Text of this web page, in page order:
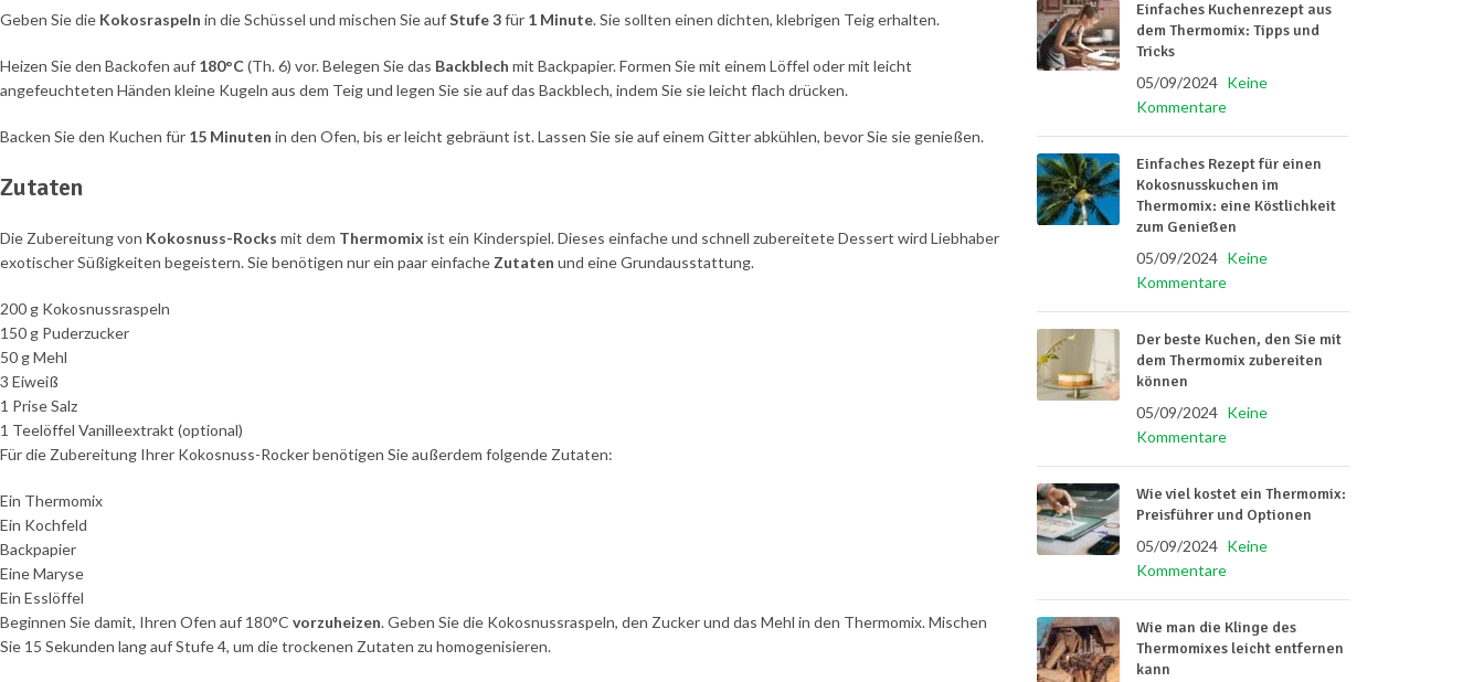
Geben Sie die Kokosraspeln in die Schüssel und mischen Sie aufStufe 3für 1 Minute. Sie sollten einen dichten, klebrigen Teig erhalten.
Heizen Sie den Backofen auf 180°C(Th. 6) vor. Belegen Sie das Backblech mit Backpapier. Formen Sie mit einem Löffel oder mit leicht
angefeuchteten Händen kleine Kugeln aus dem Teig und legen Sie sie auf das Backblech, indem Sie sie leicht flach drücken.
Backen Sie den Kuchen für 15 Minuten in den Ofen, bis er leicht gebräunt ist. Lassen Sie sie auf einem Gitter abkühlen, bevor Sie sie genießen.
Zutaten
Die Zubereitung von Kokosnuss-Rocks mit dem Thermomix ist ein Kinderspiel. Dieses einfache und schnell zubereitete Dessert wird Liebhaber
exotischer Süßigkeiten begeistern. Sie benötigen nur ein paar einfache Zutaten und eine Grundausstattung.
200 g Kokosnussraspeln
150 g Puderzucker
50 g Mehl
3 Eiweiß
1 Prise Salz
1 Teelöffel Vanilleextrakt (optional)
Für die Zubereitung Ihrer Kokosnuss-Rocker benötigen Sie außerdem folgende Zutaten:
Ein Thermomix
Ein Kochfeld
Backpapier
Eine Maryse
Ein Esslöffel
Beginnen Sie damit, Ihren Ofen auf 180°C vorzuheizen. Geben Sie die Kokosnussraspeln, den Zucker und das Mehl in den Thermomix. Mischen
Sie 15 Sekunden lang auf Stufe 4, um die trockenen Zutaten zu homogenisieren.
Einfaches Kuchenrezept aus
dem Thermomix: Tipps und
Tricks
05/09/2024 Keine
Kommentare
Einfaches Rezept für einen
Kokosnusskuchen im
Thermomix: eine Köstlichkeit
zum Genießen
05/09/2024 Keine
Kommentare
Der beste Kuchen, den Sie mit
dem Thermomix zubereiten
können
05/09/2024 Keine
Kommentare
Wie viel kostet ein Thermomix:
Preisführer und Optionen
05/09/2024 Keine
Kommentare
Wie man die Klinge des
Thermomixes leicht entfernen
kann